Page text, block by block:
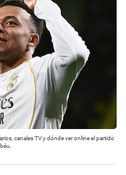
canales TV y dónde ver online el partido